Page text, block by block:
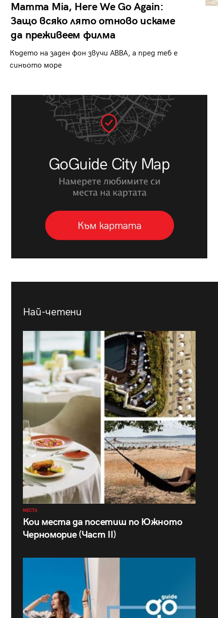
Mamma Mia, Here We Go Again:
Защо всяко лято отново искаме
да преживеем филма
Където на заден фон звучи ABBA, а пред теб е
синьото море
Най-четени
МЕСТА
Кои места да посетиш по Южното
Черноморие (Част II)